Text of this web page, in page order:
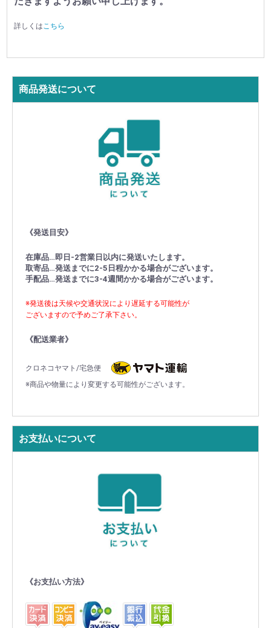
詳しくはこちら
商品発送について
《発送目安》
在庫品…即日-2営業日以内に発送いたします。
取寄品…発送までに2-5日程かかる場合がございます。
手配品…発送までに3-4週間かかる場合がございます。
※発送後は天候や交通状況により遅延する可能性が
ございますので予めご了承下さい。
《配送業者》
クロネコヤマト/宅急便
※商品や物量により変更する可能性がございます。
お支払いについて
《お支払い方法》